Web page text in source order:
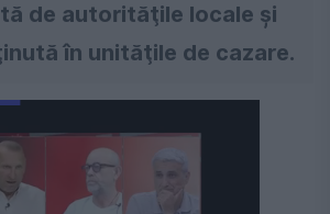
de autorităţile locale şi
în unităţile de cazare.